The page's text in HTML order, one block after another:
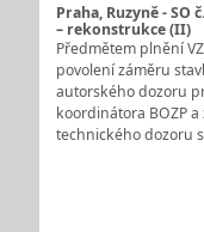
Praha, Ruzyně - SO
– rekonstrukce (II)
Předmětem plnění
povolení záměru
autorského dozoru
koordinátora BOZP
technického dozoru